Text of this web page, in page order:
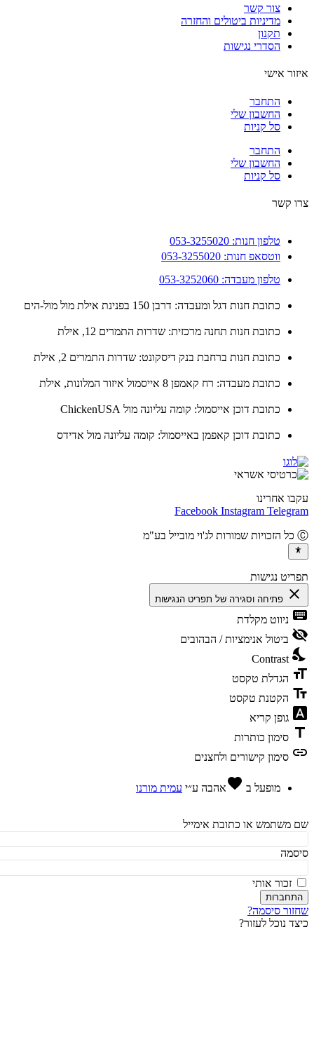
צור קשר
מדיניות ביטולים והחזרה
תקנון
הסדרי נגישות
אישי
התחבר
החשבון שלי
סל קניות
התחבר
החשבון שלי
סל קניות
קשר
טלפון חנות: 053-3255020
ווטסאפ חנות: 053-3255020
טלפון מעבדה: 053-3252060
כתובת חנות דגל ומעבדה: דרבן 150 בפנינת אילת מול מול-הים
כתובת חנות תחנה מרכזית: שדרות התמרים 12, אילת
כתובת חנות ברחבת בנק דיסקונט: שדרות התמרים 2, אילת
כתובת מעבדה: רח קאמפן 8 אייסמול איזור המלונות, אילת
כתובת דוכן אייסמול: קומה עליונה מול ChickenUSA
כתובת דוכן קאפמן באייסמול: קומה עליונה מול אדידס
אחרינו
Facebook Instagram
נגישות
פתיחה וסגירה של תפריט הנגישות
ניווט מקלדת
ביטול אנימציות / הבהובים
Contrast
הגדלת טקסט
הקטנת טקסט
גופן קריא
סימון כותרות
סימון קישורים ולחצנים
מופעל בfavorite אהבהע״י עמית מורנו
או כתובת אימייל
זכור אותי
סיסמה?
נוכל לעזור?